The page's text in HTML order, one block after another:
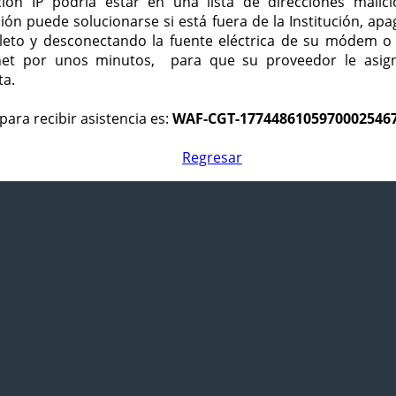
puede solucionarse si está fuera de la Institución,
y desconectando la fuente eléctrica de su módem
por unos minutos, para que su proveedor le
recibir asistencia es: WAF-CGT-
Regresar